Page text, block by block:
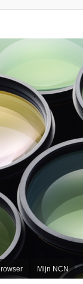
Mijn NCN